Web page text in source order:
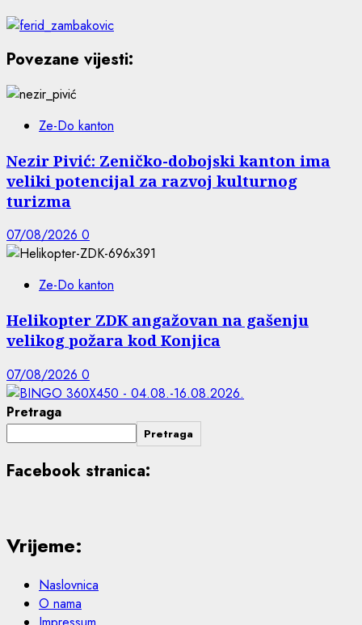
Povezane vijesti:
Ze-Do kanton
Nezir Pivić: Zeničko-dobojski kanton ima
veliki potencijal za razvoj kulturnog
turizma
07/08/2026 0
Ze-Do kanton
Helikopter ZDK angažovan na gašenju
velikog požara kod Konjica
07/08/2026 0
Pretraga
Pretraga
Facebook stranica:
Vrijeme:
Naslovnica
O nama